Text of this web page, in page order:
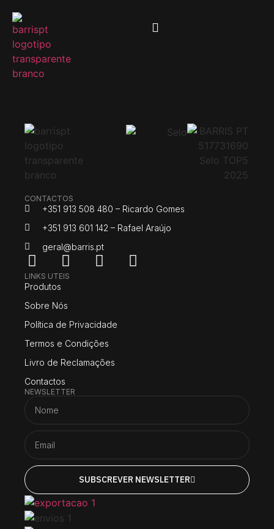
CONTACTOS
+351 913 508 480 – Ricardo Gomes
+351 913 601 142 – Rafael Araújo
geral@barris.pt
LINKS UTEIS
Produtos
Sobre Nós
Política de Privacidade
Termos e Condições
Livro de Reclamações
Contactos
NEWSLETTER
SUBSCREVER NEWSLETTER